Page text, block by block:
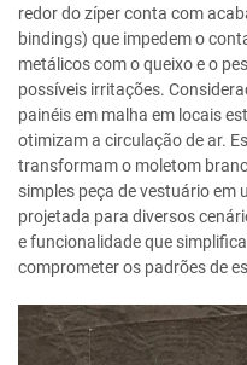
redor do zíper conta com
bindings) que impedem o
metálicos com o queixo e o
possíveis irritações.
painéis em malha em locais
otimizam a circulação de ar.
transformam o moletom
simples peça de vestuário
projetada para diversos
e funcionalidade que
comprometer os padrões de